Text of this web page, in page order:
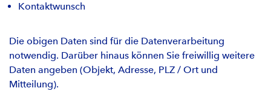
Kontaktwunsch
Die obigen Daten sind für die Datenverarbeitung
notwendig. Darüber hinaus können Sie freiwillig weitere
Daten angeben (Objekt, Adresse, PLZ / Ort und
Mitteilung).